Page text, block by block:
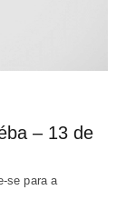
– 13 de
se para a